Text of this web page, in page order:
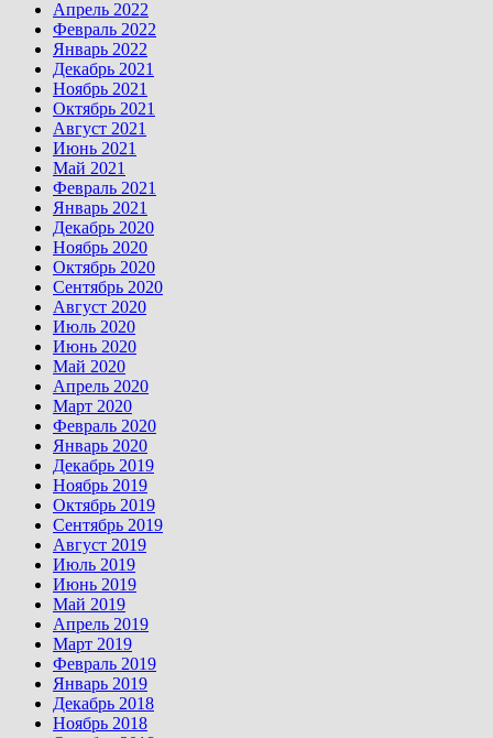
Апрель 2022
Февраль 2022
Январь 2022
Декабрь 2021
Ноябрь 2021
Октябрь 2021
Август 2021
Июнь 2021
Май 2021
Февраль 2021
Январь 2021
Декабрь 2020
Ноябрь 2020
Октябрь 2020
Сентябрь 2020
Август 2020
Июль 2020
Июнь 2020
Май 2020
Апрель 2020
Март 2020
Февраль 2020
Январь 2020
Декабрь 2019
Ноябрь 2019
Октябрь 2019
Сентябрь 2019
Август 2019
Июль 2019
Июнь 2019
Май 2019
Апрель 2019
Март 2019
Февраль 2019
Январь 2019
Декабрь 2018
Ноябрь 2018